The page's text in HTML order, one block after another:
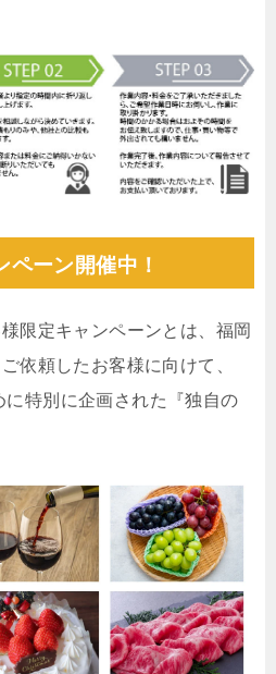
ペーン開催中！
限定キャンペーンとは、福岡
依頼したお客様に向けて、
に特別に企画された『独自の